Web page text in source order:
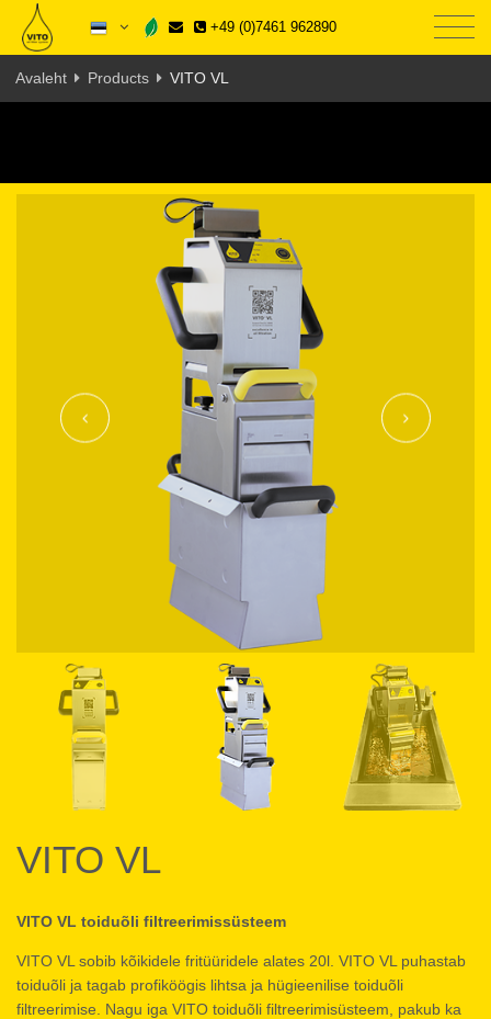
+49 (0)7461 962890
Avaleht Products VITO VL
VITO VL
VITO VL toiduõli filtreerimissüsteem
VITO VL sobib kõikidele fritüüridele alates 20l. VITO VL puhastab
toiduõli ja tagab profiköögis lihtsa ja hügieenilise toiduõli
filtreerimise. Nagu iga VITO toiduõli filtreerimisüsteem, pakub ka